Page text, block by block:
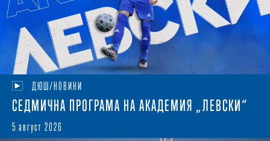
ДЮШ/НОВИНИ
СЕДМИЧНА ПРОГРАМА НА АКАДЕМИЯ „ЛЕВСКИ“
5 август 2026